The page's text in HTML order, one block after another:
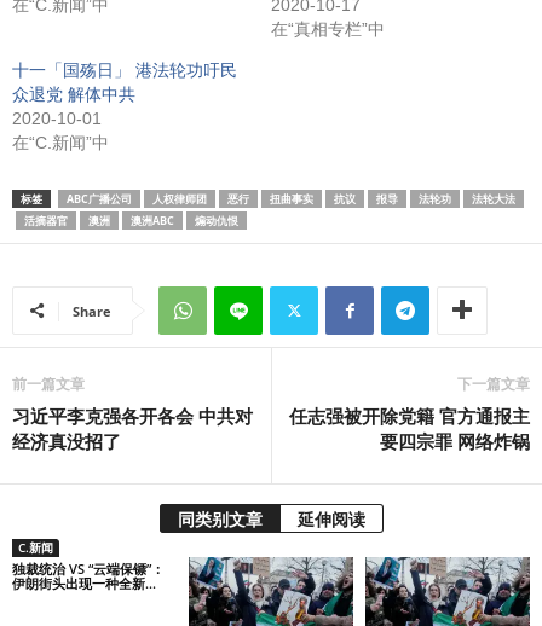
在“C.新闻”中
2020-10-17
在“真相专栏”中
十一「国殇日」 港法轮功吁民
众退党 解体中共
2020-10-01
在“C.新闻”中
标签 ABC广播公司 人权律师团 恶行 扭曲事实 抗议 报导 法轮功
法轮大法
活摘器官
澳洲 澳洲ABC 煽动仇恨
Share
前一篇文章
习近平李克强各开各会 中共对
经济真没招了
下一篇文章
任志强被开除党籍 官方通报主
要四宗罪 网络炸锅
同类别文章 延伸阅读
C.新闻
独裁统治 VS “云端保镖”：
伊朗街头出现一种全新...